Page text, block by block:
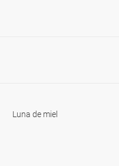
Luna de miel